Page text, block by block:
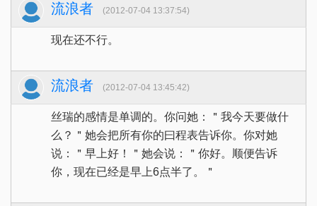
流浪者 (2012-07-04 13:37:54)
现在还不行。
流浪者 (2012-07-04 13:45:42)
丝瑞的感情是单调的。你问她：＂我今天要做什
么？＂她会把所有你的曰程表告诉你。你对她
说：＂早上好！＂她会说：＂你好。顺便告诉
你，现在已经是早上6点半了。＂